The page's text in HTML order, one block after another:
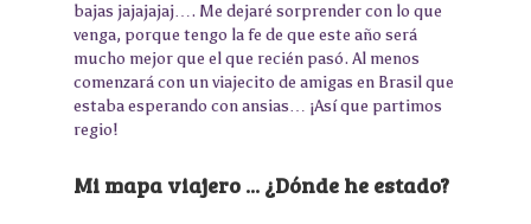
bajas jajajajaj…. Me dejaré sorprender con lo que
venga, porque tengo la fe de que este año será
mucho mejor que el que recién pasó. Al menos
comenzará con un viajecito de amigas en Brasil que
estaba esperando con ansias… ¡Así que partimos
regio!
Mi mapa viajero ... ¿Dónde he estado?